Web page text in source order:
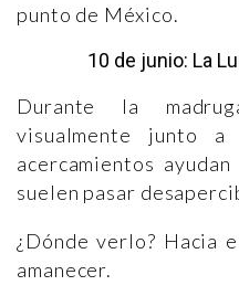
punto de México.
10 de junio: La
Durante la
visualmente junto
acercamientos
suelen pasar
¿Dónde verlo? Hacia
amanecer.